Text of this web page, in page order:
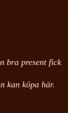
bra present fick
kan köpa här.